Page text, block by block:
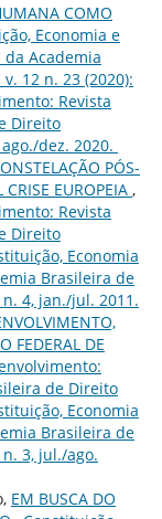
COMO
Economia e
Academia
12 n. 23 (2020):
Revista
Direito
dez. 2020.
PÓS-
EUROPEIA ,
Revista
Direito
Economia
Brasileira de
4, jan./jul. 2011.
FEDERAL DE
de Direito
Economia
Brasileira de
3, jul./ago.
EM BUSCA DO